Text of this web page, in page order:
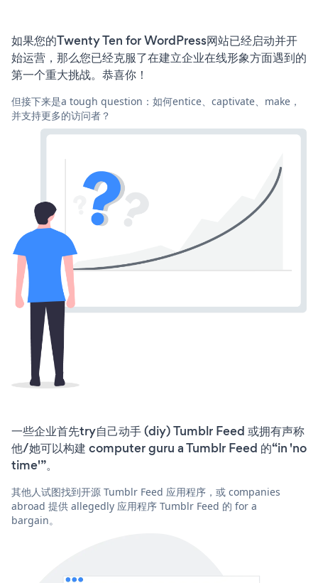
如果您的Twenty Ten for WordPress网站已经启动并开
始运营，那么您已经克服了在建立企业在线形象方面遇到的
第一个重大挑战。恭喜你！
但接下来是a tough question：如何entice、captivate、make，
并支持更多的访问者？
一些企业首先try自己动手 (diy) Tumblr Feed 或拥有声称
他/她可以构建 computer guru a Tumblr Feed 的“in 'no
time'”。
其他人试图找到开源 Tumblr Feed 应用程序，或 companies
abroad 提供 allegedly 应用程序 Tumblr Feed 的 for a
bargain。